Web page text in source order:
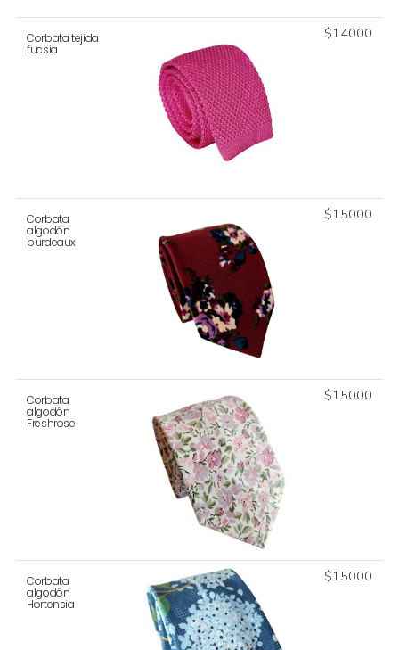
Corbata tejida
fucsia
$14000
Corbata
algodón
burdeaux
$15000
Corbata
algodón
Freshrose
$15000
Corbata
algodón
Hortensia
$15000